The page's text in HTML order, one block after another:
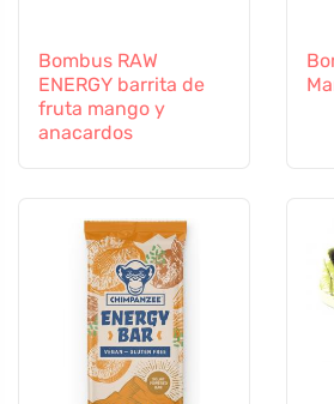
Bombus RAW
ENERGY barrita de
fruta mango y
anacardos